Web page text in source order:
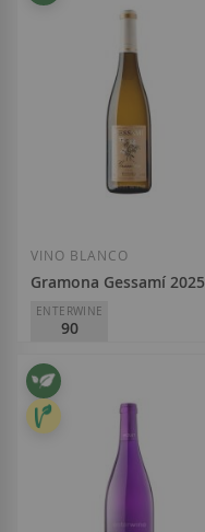
VINO BLANCO
Gramona Gessamí 2025
ENTERWINE
90
Gramona
D.O.
13,65 €